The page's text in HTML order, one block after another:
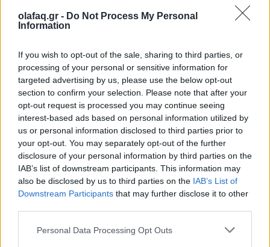
olafaq.gr - Do Not Process My Personal
Information
If you wish to opt-out of the sale, sharing to third parties, or
processing of your personal or sensitive information for
targeted advertising by us, please use the below opt-out
section to confirm your selection. Please note that after your
opt-out request is processed you may continue seeing
interest-based ads based on personal information utilized by
us or personal information disclosed to third parties prior to
your opt-out. You may separately opt-out of the further
disclosure of your personal information by third parties on the
IAB’s list of downstream participants. This information may
also be disclosed by us to third parties on the IAB’s List of
Downstream Participants that may further disclose it to other
Personal Data Processing Opt Outs
ανακαλύπτουμε τον Γιώργο
Ο Γιώργος Λάνθιμος λειτουργεί ως σιωπηλός παρατηρητής
που αποδομεί και ξαναχτίζει τη δική του πραγματικότητα. Οι
φωτογραφίες του είναι καλοδουλεμένα στιγμιότυπα αυτής της
αδιάκοπης αναζήτησης.